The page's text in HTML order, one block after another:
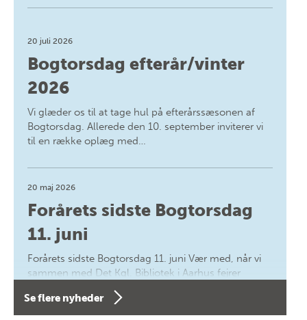
20 juli 2026
Bogtorsdag efterår/vinter
2026
Vi glæder os til at tage hul på efterårssæsonen af
Bogtorsdag. Allerede den 10. september inviterer vi
til en række oplæg med…
20 maj 2026
Forårets sidste Bogtorsdag
11. juni
Forårets sidste Bogtorsdag 11. juni Vær med, når vi
sammen med Det Kgl. Bibliotek i Aarhus fejrer
forfatterne bag vores nyes…
Se flere nyheder